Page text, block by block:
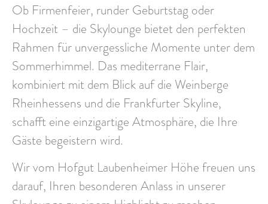
Ob Firmenfeier, runder Geburtstag oder
Hochzeit – die Skylounge bietet den perfekten
Rahmen für unvergessliche Momente unter dem
Sommerhimmel. Das mediterrane Flair,
kombiniert mit dem Blick auf die Weinberge
Rheinhessens und die Frankfurter Skyline,
schafft eine einzigartige Atmosphäre, die Ihre
Gäste begeistern wird.
Wir vom Hofgut Laubenheimer Höhe freuen uns
darauf, Ihren besonderen Anlass in unserer